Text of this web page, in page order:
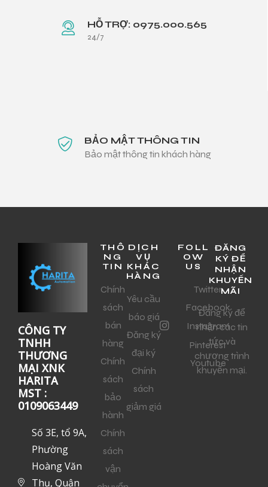
HỖ TRỢ: 0975.000.565
24/7
BẢO MẬT THÔNG TIN
Bảo mật thông tin khách hàng
CÔNG TY
TNHH
THƯƠNG
MẠI XNK
HARITA
MST :
0109063449
Số 3E, tổ 9A,
Phường
Hoàng Văn
Thụ, Quận
THÔ
NG
TIN
Chính
sách
bán
hàng
Chính
sách
bảo
hành
Chính
sách
vận
DỊCH
VỤ
KHÁC
HÀNG
Yêu cầu
báo giá
Đăng ký
đại ký
Chính
sách
giảm giá
FOLL
OW
US
Twitter
Facebook
Instagram
Pinterest
Youtube
ĐĂNG
KÝ ĐỂ
NHẬN
KHUYẾN
MÃI
Đăng ký để
nhận các tin
tức và
chương trình
khuyến mại.